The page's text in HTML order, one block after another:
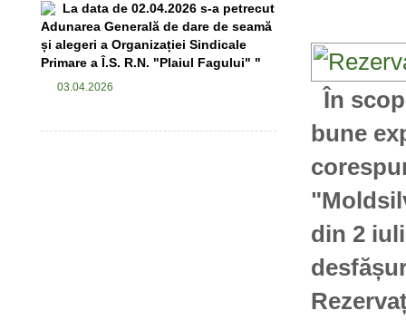
La data de 02.04.2026 s-a petrecut
Adunarea Generală de dare de seamă
și alegeri a Organizației Sindicale
Primare a Î.S. R.N. "Plaiul Fagului" "
03.04.2026
În
bune
din 2